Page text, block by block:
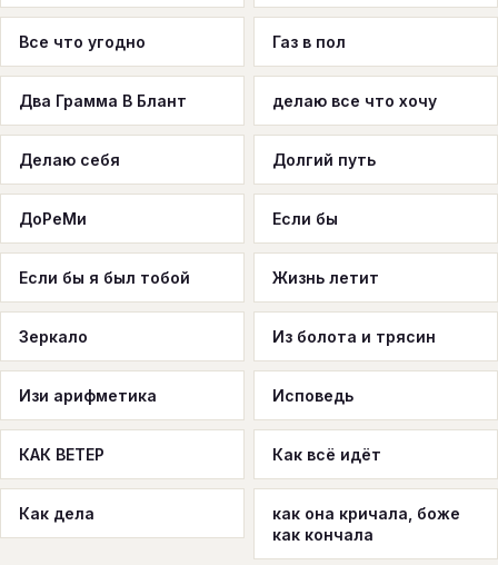
Все что угодно Газ в пол
Два Грамма В Блант делаю все что хочу
Делаю себя Долгий путь
ДоРеМи Если бы
Если бы я был тобой Жизнь летит
Зеркало Из болота и трясин
Изи арифметика Исповедь
КАК ВЕТЕР Как всё идёт
Как дела
как она кричала, боже
как кончала